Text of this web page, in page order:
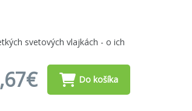
titulov, ktoré sa zaoberajú
svetových vlajkách - o ich
Do košíka